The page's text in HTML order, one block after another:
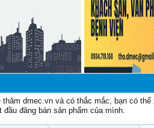
thăm dmec.vn và có thắc mắc, bạn có
đầu đăng bán sản phẩm của mình.